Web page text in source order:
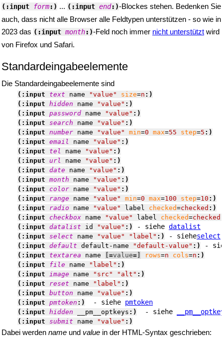
(:input form:) ... (:input end:)-Blockes stehen. Bedenken Sie
auch, dass nicht alle Browser alle Feldtypen unterstützen - so wie in
2023 das (:input month:)-Feld noch immer nicht unterstützt wird
von Firefox und Safari.
Standardeingabeelemente
Die Standardeingabeelemente sind
(:input text name "value" size=n :)
(:input hidden name "value" :)
(:input password name "value" :)
(:input search name "value" :)
(:input number name "value" min=0 max=55 step=5 :)
(:input email name "value" :)
(:input tel name "value" :)
(:input url name "value" :)
(:input date name "value" :)
(:input month name "value" :)
(:input color name "value" :)
(:input range name "value" min=0 max=100 step=10 :)
(:input radio name "value" label checked=checked :)
(:input checkbox name "value" label checked=checked
(:input datalist id "value" :) - siehe datalist
(:input select name "value" "label" :) - sieheselect
(:input default default-name "default-value" :) -
(:input textarea name [=value=] rows=n cols=n :)
(:input file name "label" :)
(:input image name "src" "alt" :)
(:input reset name "label" :)
(:input button name "value" :)
(:input pmtoken :) - siehe pmtoken
(:input hidden __pm__optkeys :) - siehe
(:input submit name "value" :)
Dabei werden name und value in der HTML-Syntax geschrieben: